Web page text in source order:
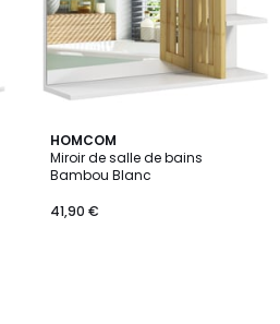
HOMCOM
Miroir de salle de bains
Bambou Blanc
41,90 €